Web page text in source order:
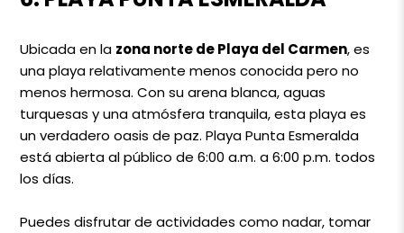
Ubicada en la zona norte de Playa del Carmen, es
una playa relativamente menos conocida pero no
menos hermosa. Con su arena blanca, aguas
turquesas y una atmósfera tranquila, esta playa es
un verdadero oasis de paz. Playa Punta Esmeralda
está abierta al público de 6:00 a.m. a 6:00 p.m. todos
los días.
Puedes disfrutar de actividades como nadar, tomar